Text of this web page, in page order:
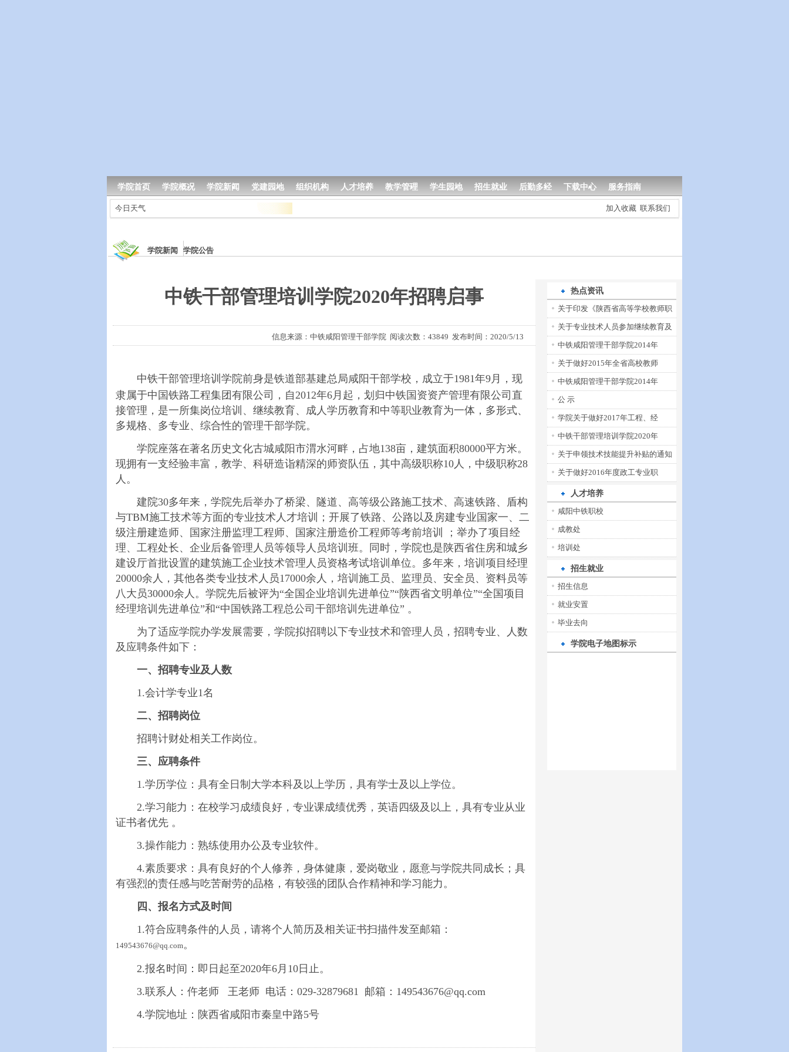
学院首页 学院概况 学院新闻 党建园地 组织机构 人才培养 教学管理 学生园地 招生就业 后勤多经 下载中心 服务指南
今日天气 加入收藏 联系我们
学院新闻 学院公告
中铁干部管理培训学院2020年招聘启事
信息来源：中铁咸阳管理干部学院 阅读次数：43849 发布时间：2020/5/13
中铁干部管理培训学院前身是铁道部基建总局咸阳干部学校，成立于1981年9月，现
隶属于中国铁路工程集团有限公司，自2012年6月起，划归中铁国资资产管理有限公司直
接管理，是一所集岗位培训、继续教育、成人学历教育和中等职业教育为一体，多形式、
多规格、多专业、综合性的管理干部学院。
学院座落在著名历史文化古城咸阳市渭水河畔，占地138亩，建筑面积80000平方米。
现拥有一支经验丰富，教学、科研造诣精深的师资队伍，其中高级职称10人，中级职称28
人。
建院30多年来，学院先后举办了桥梁、隧道、高等级公路施工技术、高速铁路、盾构
与TBM施工技术等方面的专业技术人才培训；开展了铁路、公路以及房建专业国家一、二
级注册建造师、国家注册监理工程师、国家注册造价工程师等考前培训 ；举办了项目经
理、工程处长、企业后备管理人员等领导人员培训班。同时，学院也是陕西省住房和城乡
建设厅首批设置的建筑施工企业技术管理人员资格考试培训单位。多年来，培训项目经理
20000余人，其他各类专业技术人员17000余人，培训施工员、监理员、安全员、资料员等
八大员30000余人。学院先后被评为“全国企业培训先进单位”“陕西省文明单位”“全国项目
经理培训先进单位”和“中国铁路工程总公司干部培训先进单位” 。
为了适应学院办学发展需要，学院拟招聘以下专业技术和管理人员，招聘专业、人数
及应聘条件如下：
一、招聘专业及人数
1.会计学专业1名
二、招聘岗位
招聘计财处相关工作岗位。
三、应聘条件
1.学历学位：具有全日制大学本科及以上学历，具有学士及以上学位。
2.学习能力：在校学习成绩良好，专业课成绩优秀，英语四级及以上，具有专业从业
证书者优先 。
3.操作能力：熟练使用办公及专业软件。
4.素质要求：具有良好的个人修养，身体健康，爱岗敬业，愿意与学院共同成长；具
有强烈的责任感与吃苦耐劳的品格，有较强的团队合作精神和学习能力。
四、 报名方式及时间
1.符合应聘条件的人员，请将个人简历及相关证书扫描件发至邮箱：
149543676@qq.com。
2.报名时间：即日起至2020年6月10日止。
3.联系人：仵老师 王老师 电话：029-32879681 邮箱：149543676@qq.com
4.学院地址：陕西省咸阳市秦皇中路5号
热点资讯
关于印发《陕西省高等学校教师职
关于专业技术人员参加继续教育及
中铁咸阳管理干部学院2014年
关于做好2015年全省高校教师
中铁咸阳管理干部学院2014年
公 示
学院关于做好2017年工程、经
中铁干部管理培训学院2020年
关于申领技术技能提升补贴的通知
关于做好2016年度政工专业职
人才培养
咸阳中铁职校
成教处
培训处
招生就业
招生信息
就业安置
毕业去向
学院电子地图标示